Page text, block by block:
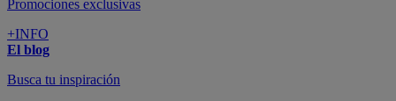
Promociones exclusivas
+INFO
El blog
Busca tu inspiración